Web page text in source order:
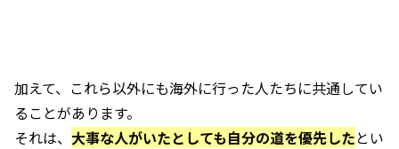
加えて、これら以外にも海外に行った人たちに共通してい
ることがあります。
それは、 大事な人がいたとしても自分の道を優先したとい